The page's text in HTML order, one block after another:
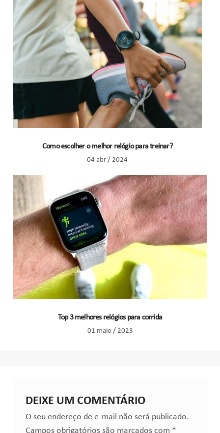
Como escolher o melhor relógio para treinar?
04 abr / 2024
Top 3 melhores relógios para corrida
01 maio / 2023
DEIXE UM COMENTÁRIO
O seu endereço de e-mail não será publicado.
Campos obrigatórios são marcados com *